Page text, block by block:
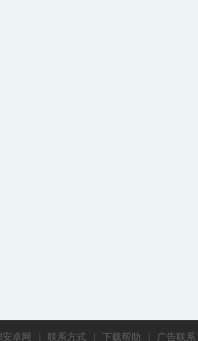
卓网 联系方式 下载帮助 广告联系